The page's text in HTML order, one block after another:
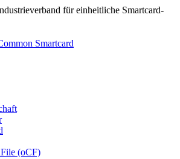
für einheitliche Smartcard-
(oCF)